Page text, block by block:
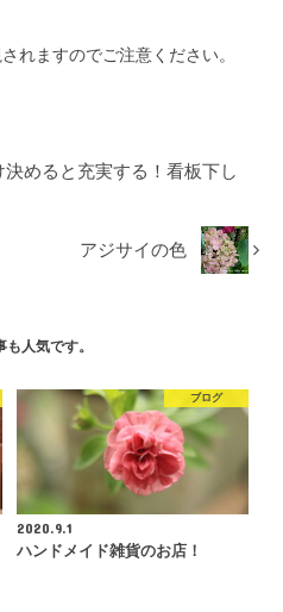
れますのでご注意ください。
めると充実する！看板下し
アジサイの色
人気です。
ブログ
2020.9.1
ハンドメイド雑貨のお店！